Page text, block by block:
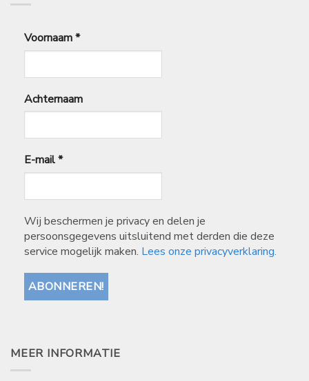
Voornaam*
Achternaam
E-mail*
Wij beschermen je privacy en delen je
persoonsgegevens uitsluitend met derden die deze
service mogelijk maken. Lees onze privacyverklaring.
MEER INFORMATIE